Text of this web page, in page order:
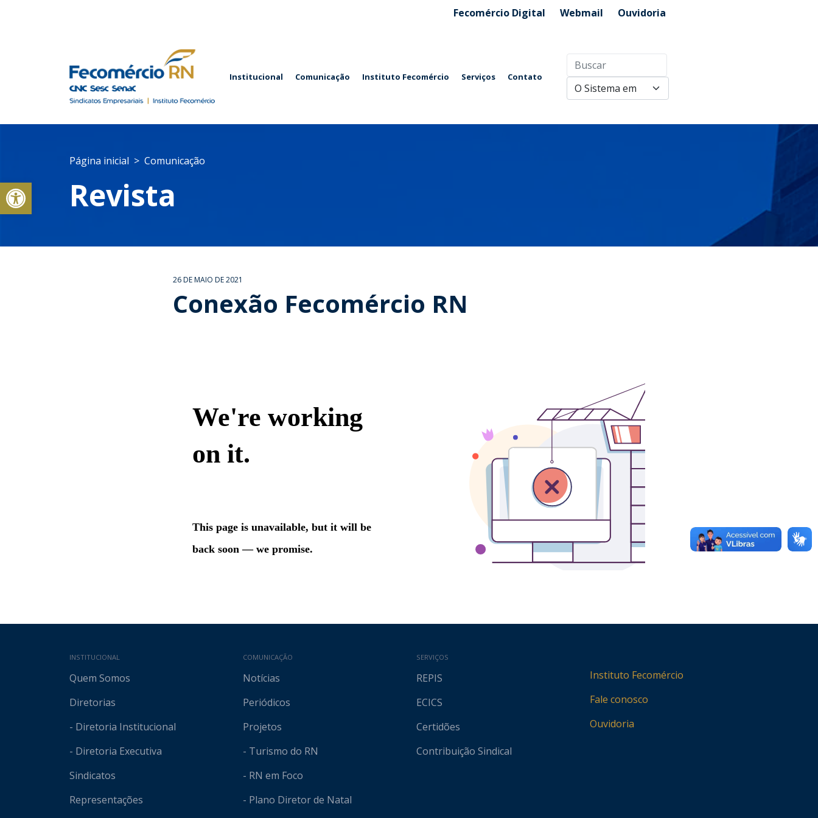
Abrir a barra de ferramentas
Fecomércio Digital Webmail Ouvidoria
Institucional Comunicação Instituto Fecomércio Serviços Contato
Página inicial Comunicação
Revista
26 DE MAIO DE 2021
Conexão Fecomércio RN
Mapa do site
INSTITUCIONAL
Quem Somos
Diretorias
- Diretoria Institucional
- Diretoria Executiva
Sindicatos
Representações
COMUNICAÇÃO
Notícias
Periódicos
Projetos
- Turismo do RN
- RN em Foco
- Plano Diretor de Natal
SERVIÇOS
REPIS
ECICS
Certidões
Contribuição Sindical
Instituto Fecomércio
Fale conosco
Ouvidoria